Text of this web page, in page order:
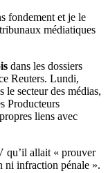
fondement et je le
médiatiques
dans les dossiers
Reuters. Lundi,
secteur des médias,
Producteurs
liens avec
qu’il allait « prouver
ni infraction pénale ».